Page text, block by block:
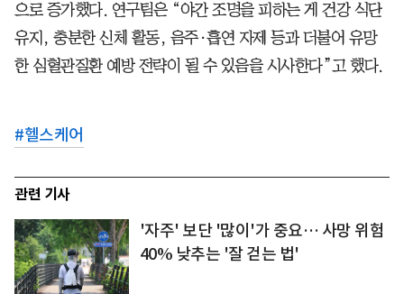
으로 증가했다. 연구팀은 “야간 조명을 피하는 게 건강 식단
유지, 충분한 신체 활동, 음주·흡연 자제 등과 더불어 유망
한 심혈관질환 예방 전략이 될 수 있음을 시사한다”고 했다.
#헬스케어
관련 기사
'자주' 보단 '많이'가 중요… 사망 위험
40% 낮추는 '잘 걷는 법'